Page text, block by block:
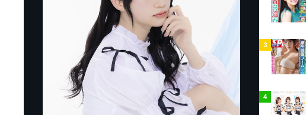
3
4